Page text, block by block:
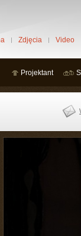
Zdjęcia Video
Projektant